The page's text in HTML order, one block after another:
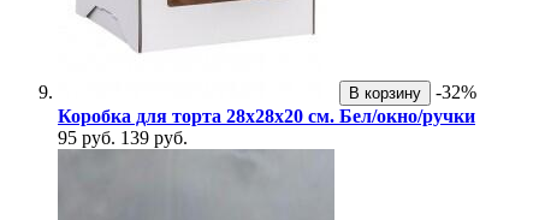
В корзину
-32%
Коробка для торта 28х28х20 см. Бел/окно/ручки
95 руб. 139 руб.